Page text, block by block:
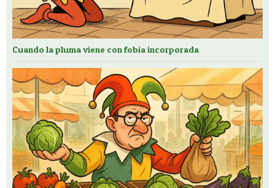
Cuando la pluma viene con fobia incorporada